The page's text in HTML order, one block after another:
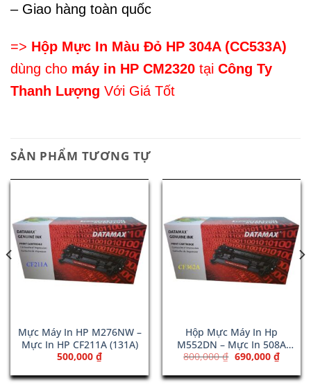
– Giao hàng toàn quốc
=> Hộp Mực In Màu Đỏ HP 304A (CC533A)
dùng cho máy in HP CM2320 tại Công Ty
Thanh Lượng Với Giá Tốt
SẢN PHẨM TƯƠNG TỰ
Mực Máy In HP M276NW –
Mực In HP CF211A (131A)
500,000 ₫
Hộp Mực Máy In Hp
M552DN – Mực In 508A
Yellow (CF362A)
800,000₫ Giá
là:
800,000 ₫.
690,000 ₫Giá
hiện
tại
là: